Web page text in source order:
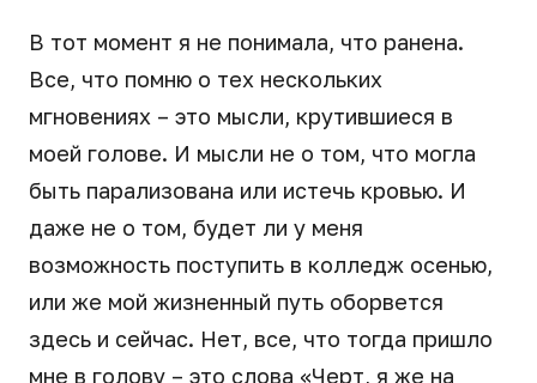
В тот момент я не понимала, что ранена.
Все, что помню о тех нескольких
мгновениях – это мысли, крутившиеся в
моей голове. И мысли не о том, что могла
быть парализована или истечь кровью. И
даже не о том, будет ли у меня
возможность поступить в колледж осенью,
или же мой жизненный путь оборвется
здесь и сейчас. Нет, все, что тогда пришло
мне в голову – это слова «Черт, я же на